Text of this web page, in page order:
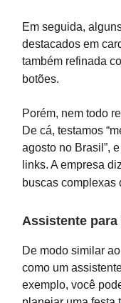
Em seguida,
destacados em
também refinada
botões.
Porém, nem todo
De cá, testamos
agosto no Brasil”,
links. A empresa
buscas complexas
Assistente
De modo similar
como um
exemplo, você